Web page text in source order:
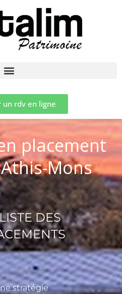
un rdv en ligne
placement
Mons
DES
stratégie